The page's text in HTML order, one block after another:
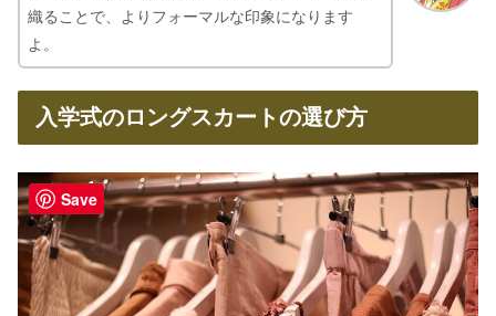
織ることで、よりフォーマルな印象になります
よ。
入学式のロングスカートの選び方
Save